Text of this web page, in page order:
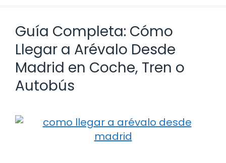
Guía Completa: Cómo
Llegar a Arévalo Desde
Madrid en Coche, Tren o
Autobús